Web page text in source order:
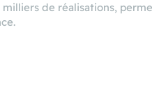
milliers de réalisations,